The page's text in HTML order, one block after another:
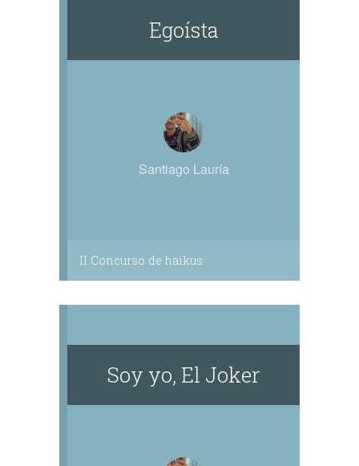
Egoísta
Santiago Lauría
II Concurso de haikus
Soy yo, El Joker